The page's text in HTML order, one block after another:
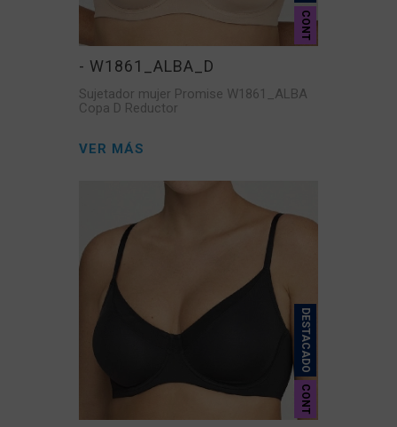
CONT
- W1861_ALBA_D
Sujetador mujer Promise W1861_ALBA
Copa D Reductor
VER MÁS
DESTACADO
CONT